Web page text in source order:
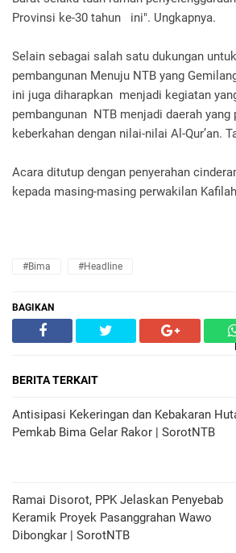
Provinsi ke-30 tahun ini". Ungkapnya.
Selain sebagai salah satu dukungan
pembangunan Menuju NTB yang
ini juga diharapkan menjadi kegiatan
pembangunan NTB menjadi daerah yang
keberkahan dengan nilai-nilai Al-Qur’an.
Acara ditutup dengan penyerahan
kepada masing-masing perwakilan
#Bima #Headline
BAGIKAN
BERITA TERKAIT
Antisipasi Kekeringan dan Kebakaran
Pemkab Bima Gelar Rakor | SorotNTB
Ramai Disorot, PPK Jelaskan Penyebab
Keramik Proyek Pasanggrahan Wawo
Dibongkar | SorotNTB